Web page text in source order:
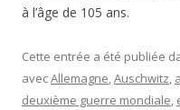
à l’âge de 105 ans.
Cette entrée a été publiée
avecAllemagne,Auschwitz,
deuxième guerre mondiale,